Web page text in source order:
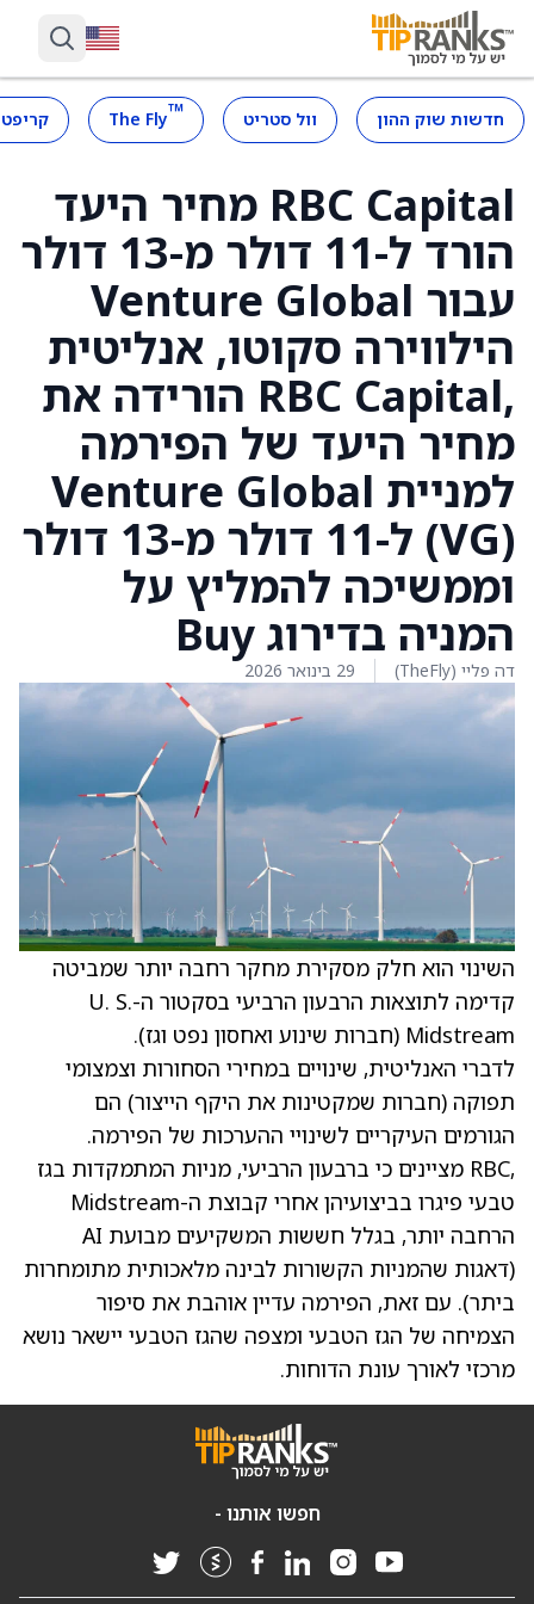
חדשות שוק ההון וול סטריט ™
The Fly
RBC Capital מחיר היעד
הורד ל-11 דולר מ-13 דולר
עבור Venture Global
הילווירה סקוטו, אנליטית
,RBC Capital הורידה את
מחיר היעד של הפירמה
למניית Venture Global
‏(VG) ל-11 דולר מ-13 דולר
וממשיכה להמליץ על
המניה בדירוג Buy
דה פליי (TheFly) 29 בינואר 2026
השינוי הוא חלק מסקירת מחקר רחבה יותר שמביטה
קדימה לתוצאות הרבעון הרביעי בסקטור ה-U. S.
Midstream ‏(חברות שינוע ואחסון נפט וגז).
לדברי האנליטית, שינויים במחירי הסחורות וצמצומי
תפוקה (חברות שמקטינות את היקף הייצור) הם
הגורמים העיקריים לשינויי ההערכות של הפירמה.
,RBC מציינים כי ברבעון הרביעי, מניות המתמקדות בגז
טבעי פיגרו בביצועיהן אחרי קבוצת ה-Midstream
הרחבה יותר, בגלל חששות המשקיעים מבועת AI
(דאגות שהמניות הקשורות לבינה מלאכותית מתומחרות
ביתר). עם זאת, הפירמה עדיין אוהבת את סיפור
הצמיחה של הגז הטבעי ומצפה שהגז הטבעי יישאר נושא
מרכזי לאורך עונת הדוחות.
חפשו אותנו -